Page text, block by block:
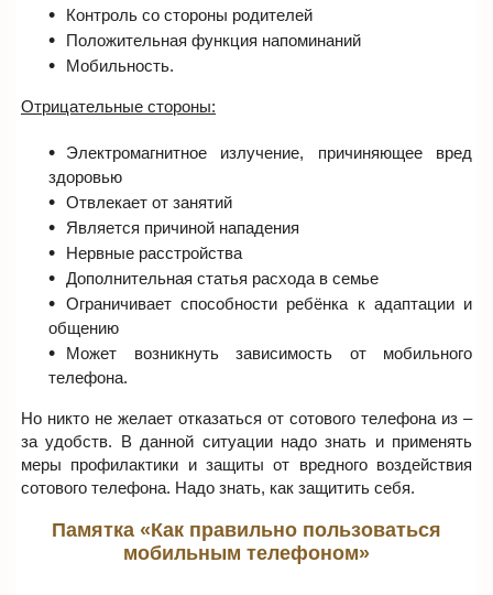
Контроль со стороны родителей
Положительная функция напоминаний
Мобильность.
Отрицательные стороны:
Электромагнитное излучение, причиняющее вред
здоровью
Отвлекает от занятий
Является причиной нападения
Нервные расстройства
Дополнительная статья расхода в семье
Ограничивает способности ребёнка к адаптации и
общению
Может возникнуть зависимость от мобильного
телефона.
Но никто не желает отказаться от сотового телефона из –
за удобств. В данной ситуации надо знать и применять
меры профилактики и защиты от вредного воздействия
сотового телефона. Надо знать, как защитить себя.
Памятка «Как правильно пользоваться
мобильным телефоном»